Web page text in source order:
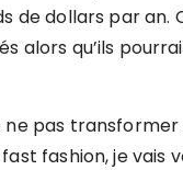
de dollars par an.
alors qu’ils
ne pas
fashion, je vais